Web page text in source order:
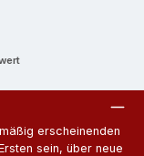
erscheinenden
sein, über neue